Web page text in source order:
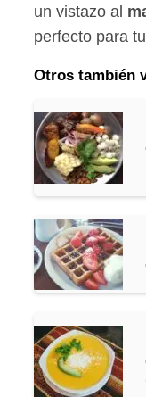
un vistazo al
perfecto para
Otros también